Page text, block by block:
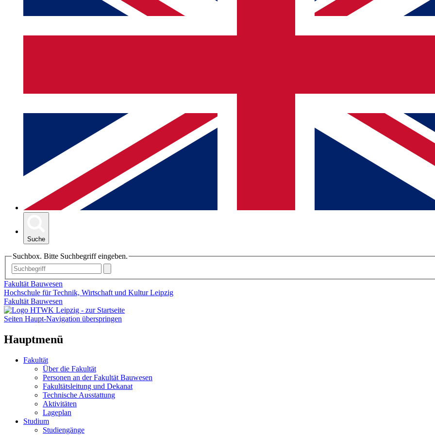
Suche
Suchbox. Bitte Suchbegriff eingeben.
Fakultät Bauwesen
Hochschule für Technik, Wirtschaft und Kultur Leipzig
Fakultät Bauwesen
Seiten Haupt-Navigation überspringen
Hauptmenü
Fakultät
Über die Fakultät
Personen an der Fakultät Bauwesen
Fakultätsleitung und Dekanat
Technische Ausstattung
Aktivitäten
Lageplan
Studium
Studiengänge